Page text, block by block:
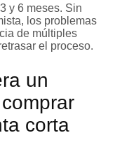
y 6 meses. Sin
los problemas
de múltiples
el proceso.
un
corta